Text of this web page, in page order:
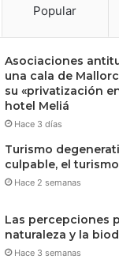
Popular
Asociaciones
una cala de
su «privatización
hotel Meliá
Hace 3 días
Turismo
culpable, el
Hace 2 semanas
Las percepciones
naturaleza y la
Hace 3 semanas